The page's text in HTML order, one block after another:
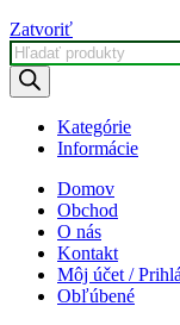
Zatvoriť
Kategórie
Informácie
Domov
Obchod
O nás
Kontakt
Môj účet /
Obľúbené